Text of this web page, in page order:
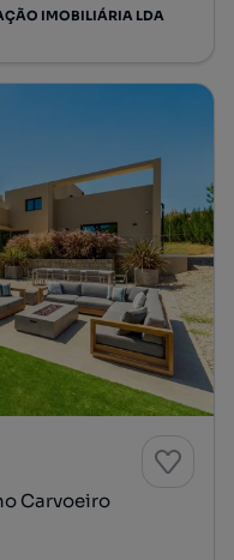
IMOBILIÁRIA LDA
Carvoeiro